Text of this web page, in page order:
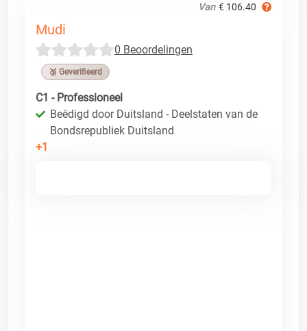
Van € 106.40
Mudi
0 Beoordelingen
🥉 Geverifieerd
C1 - Professioneel
Beëdigd door Duitsland - Deelstaten van de
Bondsrepubliek Duitsland
+1